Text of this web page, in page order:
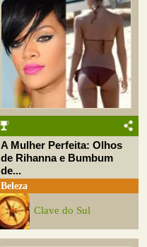
A Mulher Perfeita: Olhos
de Rihanna e Bumbum
de...
Beleza
Clave do Sul